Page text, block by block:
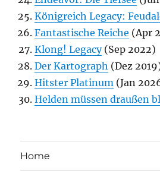
Königreich Legacy:
Fantastische Reiche (Apr
Klong! Legacy(Sep 2022)
Der Kartograph (Dez
Hitster Platinum (Jan
Helden müssen draußen
Home